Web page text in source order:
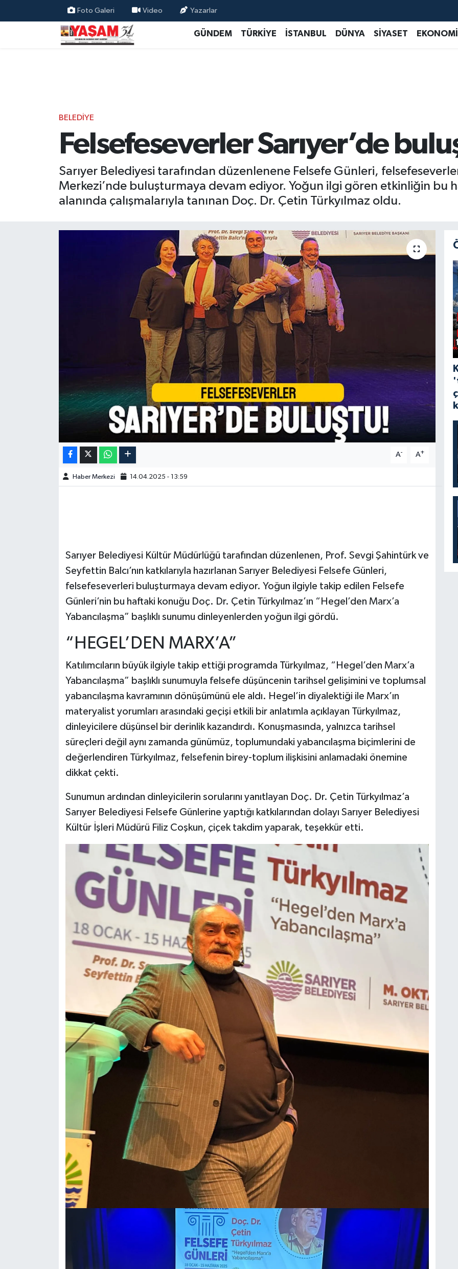
Foto Galeri Video Yazarlar
GÜNDEM TÜRKİYE İSTANBUL DÜNYA SİYASET EKONOMİ
BELEDİYE
Felsefeseverler Sarıyer’de
Sarıyer Belediyesi tarafından düzenlenene Felsefe Günleri,
Merkezi’nde buluşturmaya devam ediyor. Yoğun ilgi gören etkinliğin bu
alanında çalışmalarıyla tanınan Doç. Dr. Çetin Türkyılmaz oldu.
A- A+
Haber Merkezi 14.04.2025 - 13:59
Sarıyer Belediyesi Kültür Müdürlüğü tarafından düzenlenen, Prof. Sevgi Şahintürk ve
Seyfettin Balcı’nın katkılarıyla hazırlanan Sarıyer Belediyesi Felsefe Günleri,
felsefeseverleri buluşturmaya devam ediyor. Yoğun ilgiyle takip edilen Felsefe
Günleri’nin bu haftaki konuğu Doç. Dr. Çetin Türkyılmaz’ın “Hegel’den Marx’a
Yabancılaşma” başlıklı sunumu dinleyenlerden yoğun ilgi gördü.
“HEGEL’DEN MARX’A”
Katılımcıların büyük ilgiyle takip ettiği programda Türkyılmaz, “Hegel’den Marx’a
Yabancılaşma” başlıklı sunumuyla felsefe düşüncenin tarihsel gelişimini ve toplumsal
yabancılaşma kavramının dönüşümünü ele aldı. Hegel’in diyalektiği ile Marx’ın
materyalist yorumları arasındaki geçişi etkili bir anlatımla açıklayan Türkyılmaz,
dinleyicilere düşünsel bir derinlik kazandırdı. Konuşmasında, yalnızca tarihsel
süreçleri değil aynı zamanda günümüz, toplumundaki yabancılaşma biçimlerini de
değerlendiren Türkyılmaz, felsefenin birey-toplum ilişkisini anlamadaki önemine
dikkat çekti.
Sunumun ardından dinleyicilerin sorularını yanıtlayan Doç. Dr. Çetin Türkyılmaz’a
Sarıyer Belediyesi Felsefe Günlerine yaptığı katkılarından dolayı Sarıyer Belediyesi
Kültür İşleri Müdürü Filiz Coşkun, çiçek takdim yaparak, teşekkür etti.